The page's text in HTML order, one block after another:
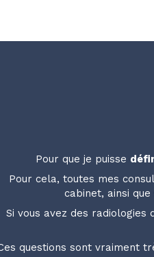
Pour que je puisse
Pour cela, toutes mes
cabinet, ainsi
Si vous avez des radiologies
questions sont vraiment